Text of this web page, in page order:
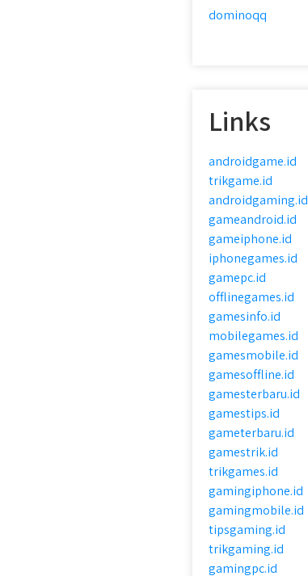
dominoqq
Links
androidgame.id
trikgame.id
androidgaming.id
gameandroid.id
gameiphone.id
iphonegames.id
gamepc.id
offlinegames.id
gamesinfo.id
mobilegames.id
gamesmobile.id
gamesoffline.id
gamesterbaru.id
gamestips.id
gameterbaru.id
gamestrik.id
trikgames.id
gamingiphone.id
gamingmobile.id
tipsgaming.id
trikgaming.id
gamingpc.id